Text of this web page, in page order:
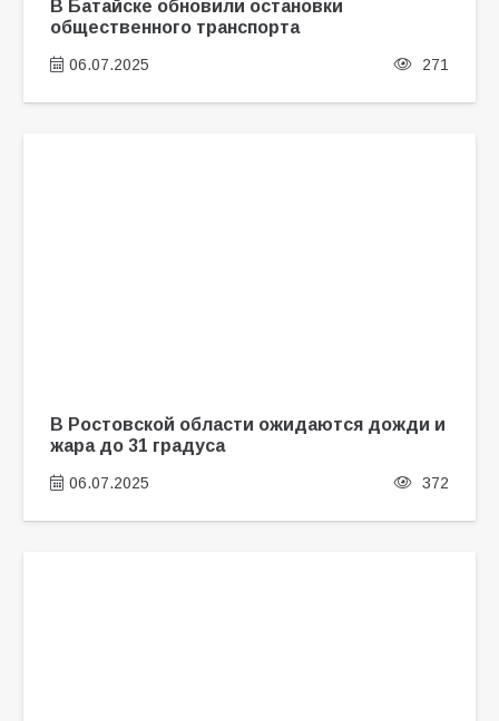
В Батайске обновили остановки
общественного транспорта
06.07.2025 271
В Ростовской области ожидаются дожди и
жара до 31 градуса
06.07.2025 372